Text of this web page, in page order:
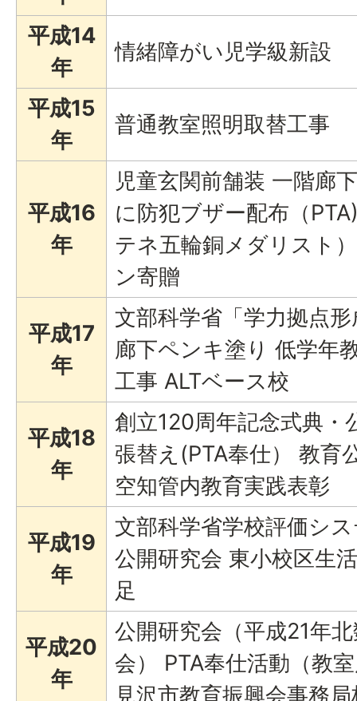
平成14
年
情緒障がい児学級新設
平成15
年
普通教室照明取替工事
平成16
年
児童玄関前舗装 一階廊
に防犯ブザー配布（
テネ五輪銅メダリスト
ン寄贈
平成17
年
文部科学省「学力拠点
廊下ペンキ塗り 低学年
工事 ALTベース校
平成18
年
創立120周年記念式典・
張替え(PTA奉仕） 教育
空知管内教育実践表彰
平成19
年
文部科学省学校評価シ
公開研究会 東小校区生
足
平成20
年
公開研究会（平成21年
会） PTA奉仕活動（教
見沢市教育振興会事務局